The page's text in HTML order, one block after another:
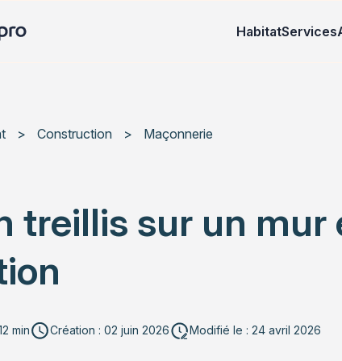
HabitatServices
> Construction > Maçonnerie
treillis sur un
min Création : 02 juin 2026 Modifié le : 24 avril 2026